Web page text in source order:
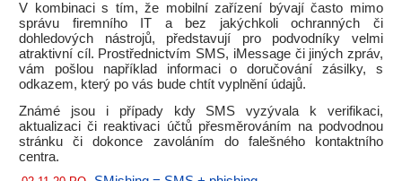
V kombinaci s tím, že mobilní zařízení bývají často mimo
správu firemního IT a bez jakýchkoli ochranných či
dohledových nástrojů, představují pro podvodníky velmi
atraktivní cíl. Prostřednictvím SMS, iMessage či jiných zpráv,
vám pošlou například informaci o doručování zásilky, s
odkazem, který po vás bude chtít vyplnění údajů.
Známé jsou i případy kdy SMS vyzývala k verifikaci,
aktualizaci či reaktivaci účtů přesměrováním na podvodnou
stránku či dokonce zavoláním do falešného kontaktního
centra.